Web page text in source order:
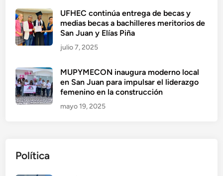
UFHEC continúa entrega de becas y
medias becas a bachilleres meritorios de
San Juan y Elías Piña
julio 7, 2025
MUPYMECON inaugura moderno local
en San Juan para impulsar el liderazgo
femenino en la construcción
mayo 19, 2025
Política